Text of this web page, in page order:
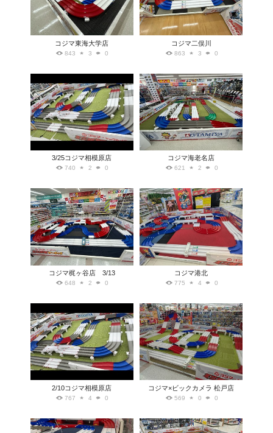
コジマ東海大学店
843 3 0
コジマ二俣川
863 3 0
3/25コジマ相模原店
740 2 0
コジマ海老名店
621 2 0
コジマ梶ヶ谷店 3/13
648 2 0
コジマ港北
775 4 0
2/10コジマ相模原店
767 4 0
コジマ×ビックカメラ 松戸店
569 0 0